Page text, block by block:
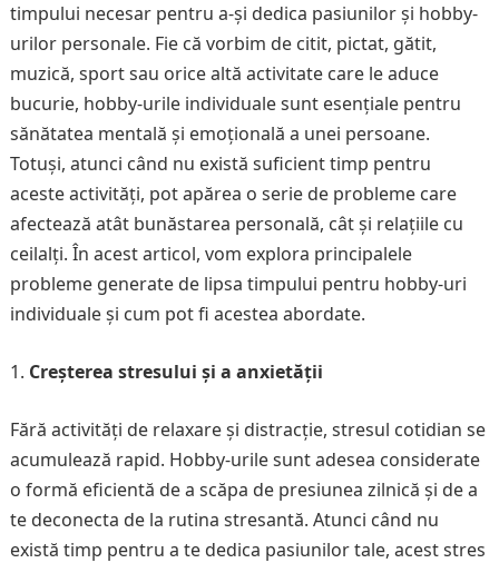
timpului necesar pentru a-și dedica pasiunilor și hobby-
urilor personale. Fie că vorbim de citit, pictat, gătit,
muzică, sport sau orice altă activitate care le aduce
bucurie, hobby-urile individuale sunt esențiale pentru
sănătatea mentală și emoțională a unei persoane.
Totuși, atunci când nu există suficient timp pentru
aceste activități, pot apărea o serie de probleme care
afectează atât bunăstarea personală, cât și relațiile cu
ceilalți. În acest articol, vom explora principalele
probleme generate de lipsa timpului pentru hobby-uri
individuale și cum pot fi acestea abordate.
Creșterea stresului și a anxietății
Fără activități de relaxare și distracție, stresul cotidian se
acumulează rapid. Hobby-urile sunt adesea considerate
o formă eficientă de a scăpa de presiunea zilnică și de a
te deconecta de la rutina stresantă. Atunci când nu
există timp pentru a te dedica pasiunilor tale, acest stres